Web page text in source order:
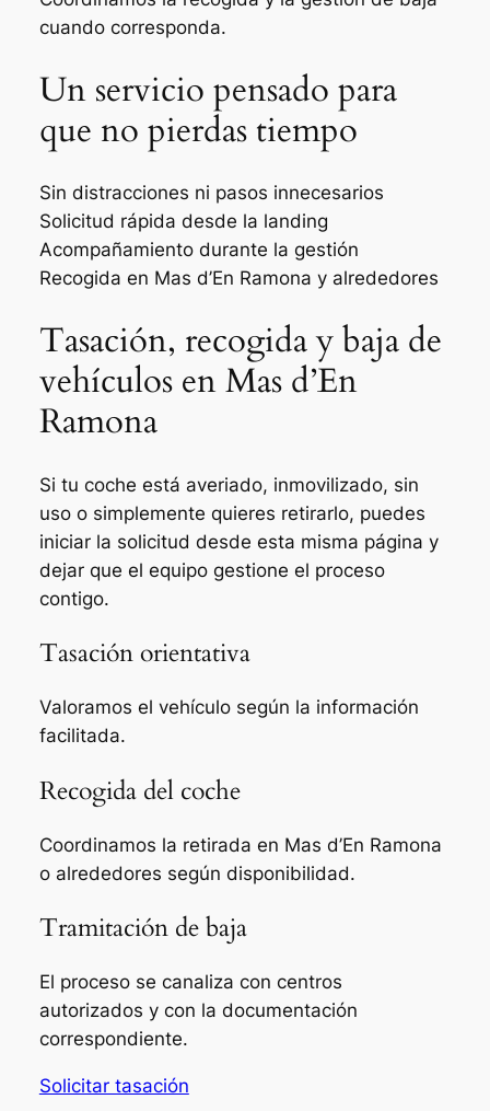
cuando corresponda.
Un servicio pensado para
que no pierdas tiempo
Sin distracciones ni pasos innecesarios
Solicitud rápida desde la landing
Acompañamiento durante la gestión
Recogida en Mas d’En Ramona y alrededores
Tasación, recogida y baja de
vehículos en Mas d’En
Ramona
Si tu coche está averiado, inmovilizado, sin
uso o simplemente quieres retirarlo, puedes
iniciar la solicitud desde esta misma página y
dejar que el equipo gestione el proceso
contigo.
Tasación orientativa
Valoramos el vehículo según la información
facilitada.
Recogida del coche
Coordinamos la retirada en Mas d’En Ramona
o alrededores según disponibilidad.
Tramitación de baja
El proceso se canaliza con centros
autorizados y con la documentación
correspondiente.
Solicitar tasación